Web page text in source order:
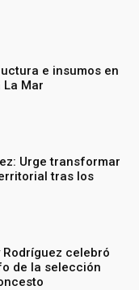
e insumos en
La Mar
Urge transformar
tras los
celebró
de la selección